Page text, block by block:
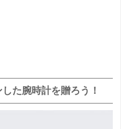
た腕時計を贈ろう！